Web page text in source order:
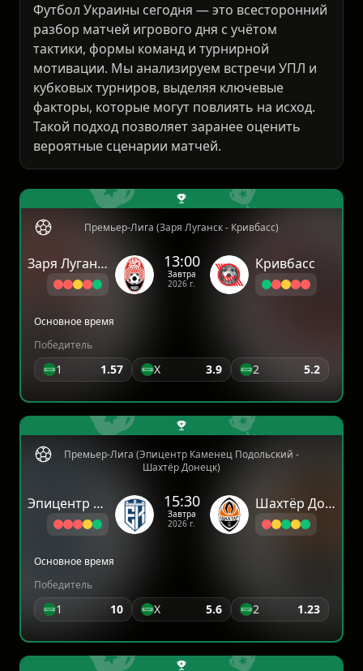
Футбол Украины сегодня — это всесторонний
разбор матчей игрового дня с учётом
тактики, формы команд и турнирной
мотивации. Мы анализируем встречи УПЛ и
кубковых турниров, выделяя ключевые
факторы, которые могут повлиять на исход.
Такой подход позволяет заранее оценить
вероятные сценарии матчей.
Премьер-Лига (Заря Луганск - Кривбасс)
Заря Луганск 13:00
Завтра
2026 г.
Кривбасс
Основное время
Победитель
1 1.57 X 3.9 2 5.2
Премьер-Лига (Эпицентр Каменец Подольский -
Шахтёр Донецк)
Эпицентр Каменец Подольский 15:30
Завтра
2026 г.
Шахтёр Донецк
Основное время
Победитель
1 10 X 5.6 2 1.23